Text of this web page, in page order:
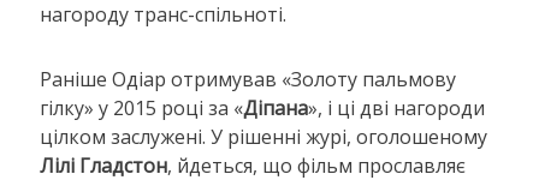
нагороду транс-спільноті.
Раніше Одіар отримував «Золоту пальмову
гілку» у 2015 році за «Діпана», і ці дві нагороди
цілком заслужені. У рішенні журі, оголошеному
Лілі Гладстон, йдеться, що фільм прославляє